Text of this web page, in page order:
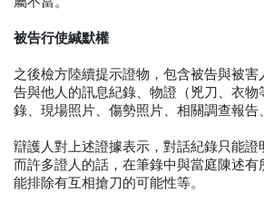
被告行使緘默權
之後檢方陸續提示證物，包含被告與被害
告與他人的訊息紀錄、物證（兇刀、衣物
錄、現場照片、傷勢照片、相關調查報告
辯護人對上述證據表示，對話紀錄只能證
而許多證人的話，在筆錄中與當庭陳述有
能排除有互相搶刀的可能性等。